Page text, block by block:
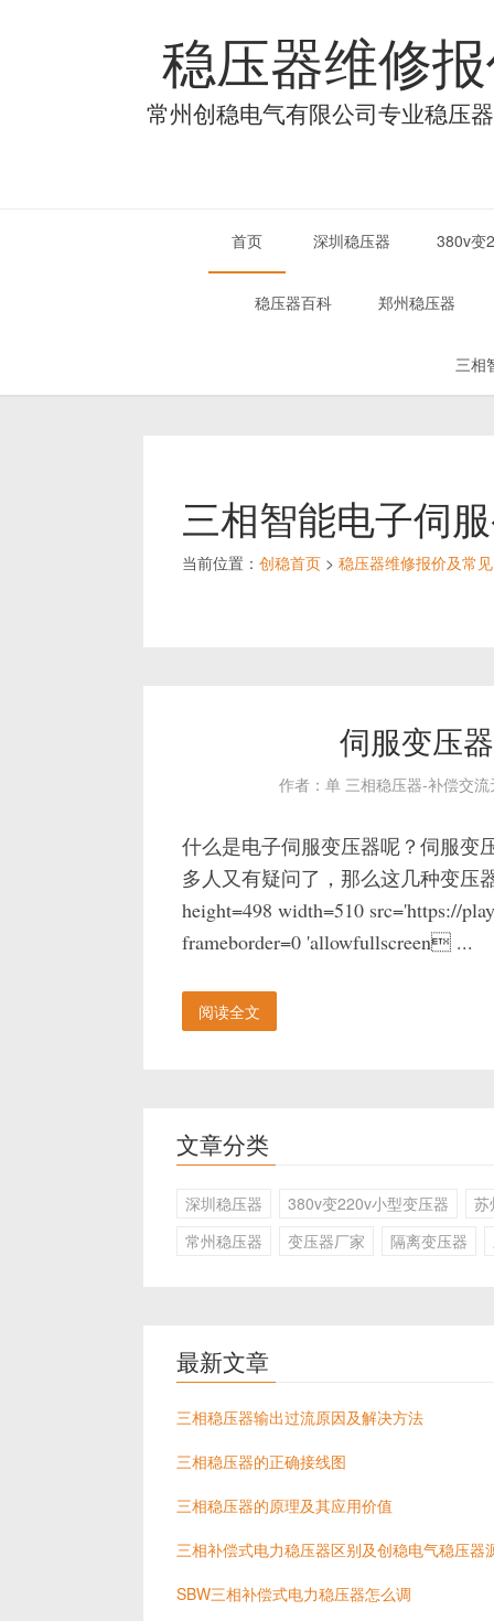
稳压器维修
常州创稳电气有限公司专业稳压
首页 深圳稳压器 380v变
稳压器百科 郑州稳压器
三相
三相智能电子伺
当前位置： 创稳首页 > 稳压器维修报价及常
伺服变压
作者：单 三相稳压器-补偿交
什么是电子伺服变压器呢？伺服变
多人又有疑问了，那么这几种变压
height=498 width=510 src='https://
frameborder=0 'allowfullscreen ...
阅读全文
文章分类
深圳稳压器 380v变220v小型变压器
苏
常州稳压器
变压器厂家 隔离变压器
最新文章
三相稳压器输出过流原因及解决方法
三相稳压器的正确接线图
三相稳压器的原理及其应用价值
三相补偿式电力稳压器区别及创稳电气稳压器
SBW三相补偿式电力稳压器怎么调